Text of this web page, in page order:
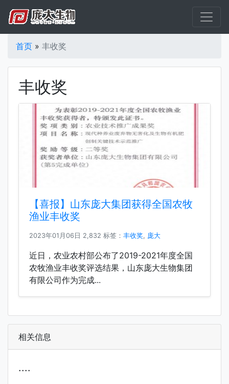
首页 » 丰收奖
丰收奖
【喜报】山东庞大集团获得全国农牧
渔业丰收奖
2023年01月06日 2,832 标签： 丰收奖, 庞大
近日，农业农村部公布了2019-2021年度全国
农牧渔业丰收奖评选结果，山东庞大生物集团
有限公司作为完成...
相关信息
....